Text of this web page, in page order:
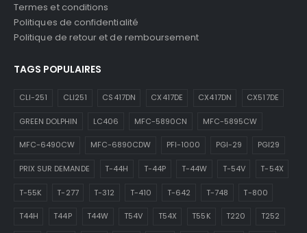
Termes et conditions
Politiques de confidentialité
Politique de retour et de remboursement
TAGS POPULAIRES
CLI-251 CLI251 CS417DN CX417DE CX417DN CX517DE
GREEN DOLPHIN LC406 MFC-5890CN MFC-5895CW
MFC-6490CW MFC-6890CDW PFI-1000 PGI-29 PGI29
PRIX SUR DEMANDE T-44H T-44P T-44W T-54V T-54X
T-55K T-277 T-312 T-410 T-642 T-748 T-800
T44H T44P T44W T54V T54X T55K T220 T252